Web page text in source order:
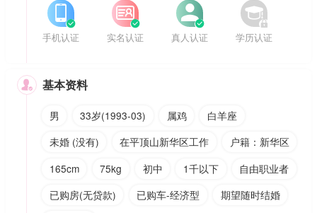


手机认证


实名认证


真人认证


学历认证
 基本资料
男 33岁(1993-03) 属鸡
白羊座
未婚 (没有)
在平顶山新华区工作
户籍：新华区
165cm
75kg 初中 1千以下
自由职业者
已购房(无贷款)
已购车-经济型
期望随时结婚